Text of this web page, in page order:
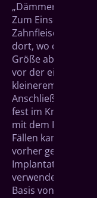
„Dämmerschlaf“)
Zum Einsetzen
Zahnfleisch mit
dort, wo das
Größe
vor der
kleinerem
Anschließend wird
fest im Knochen
mit dem
Fällen kann für
vorher genau
verwendet
Basis von